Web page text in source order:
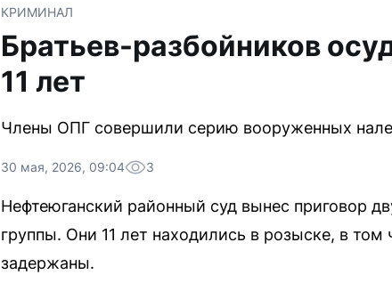
КРИМИНАЛ
Братьев-разбойников
11 лет
Члены ОПГ совершили серию вооруженных
30 мая, 2026, 09:04 3
Нефтеюганский районный суд вынес приговор
группы. Они 11 лет находились в розыске, в
задержаны.